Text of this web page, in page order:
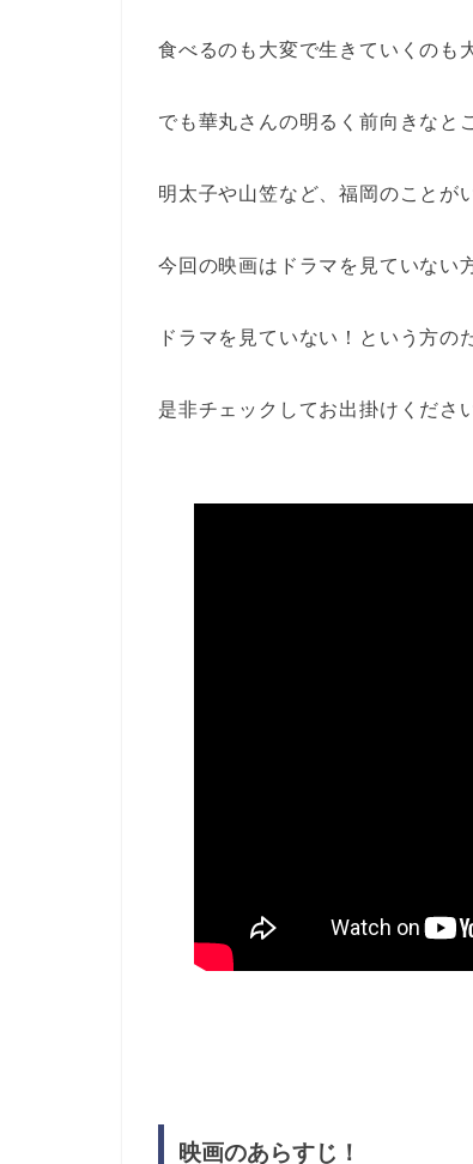
食べるのも大変で生きていくのも
でも華丸さんの明るく前向きなと
明太子や山笠など、福岡のことが
今回の映画はドラマを見ていない
ドラマを見ていない！という方の
是非チェックしてお出掛けくださ
映画のあらすじ！